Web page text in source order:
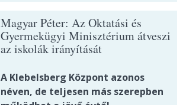
Magyar Péter: Az Oktatási és
Gyermekügyi Minisztérium átveszi
az iskolák irányítását
A Klebelsberg Központ azonos
néven, de teljesen más szerepben